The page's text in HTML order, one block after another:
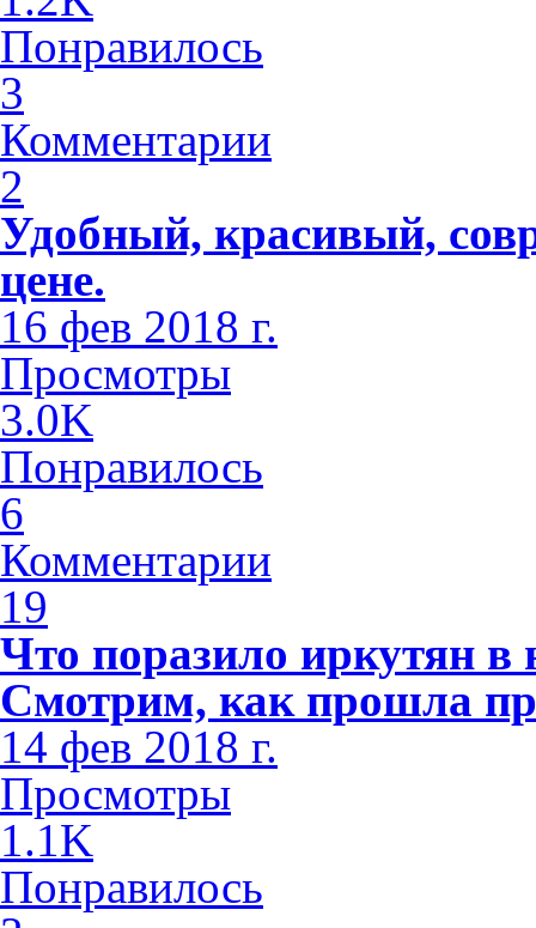
Понравилось
3
Комментарии
2
Удобный, красивый,
цене.
16 фев 2018 г.
Просмотры
3.0K
Понравилось
6
Комментарии
19
Что поразило иркутян
Смотрим, как прошла
14 фев 2018 г.
Просмотры
1.1K
Понравилось